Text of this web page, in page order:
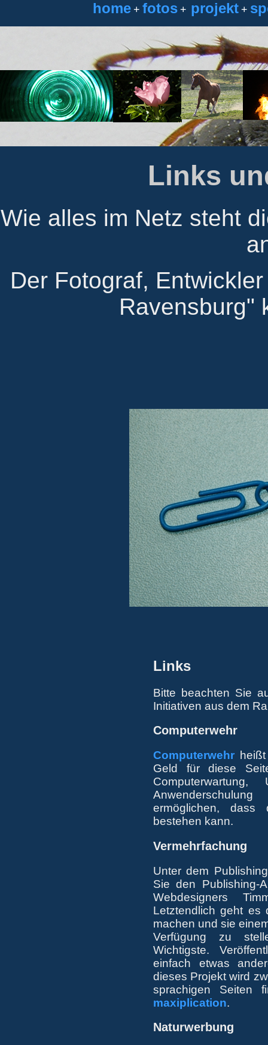
home + fotos + projekt +
Links
Wie alles im Netz steht
Der Fotograf,
Ravensburg"
Links
Bitte beachten Sie
Initiativen aus dem
Computerwehr
Computerwehr
Geld für diese
ermöglichen, dass
bestehen kann.
Vermehrfachung
Unter dem
Sie den Publishing-
Webdesigners
Letztendlich geht es
machen und sie
Verfügung zu
Wichtigste.
einfach etwas
dieses Projekt wird
sprachigen Seiten
maxiplication.
Naturwerbung